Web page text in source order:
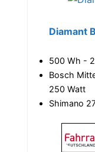
Diamant
500 Wh -
Bosch
250 Watt
Shimano